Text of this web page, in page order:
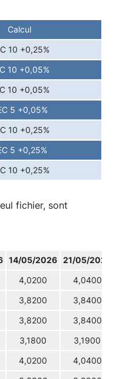
Calcul
10 +0,25%
10 +0,05%
10 +0,05%
5 +0,05%
10 +0,25%
5 +0,25%
10 +0,25%
fichier, sont
14/05/2026 21/05/2026
4,0200 4,0400
3,8200 3,8400
3,8200 3,8400
3,1800 3,1900
4,0200 4,0400